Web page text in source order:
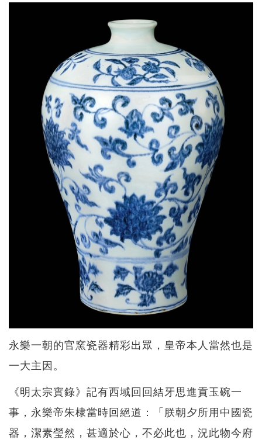
永樂一朝的官窯瓷器精彩出眾，皇帝本人當然也是
一大主因。
《明太宗實錄》記有西域回回結牙思進貢玉碗一
事，永樂帝朱棣當時回絕道：「朕朝夕所用中國瓷
器，潔素瑩然，甚適於心，不必此也，況此物今府